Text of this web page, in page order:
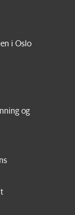
i Oslo
og